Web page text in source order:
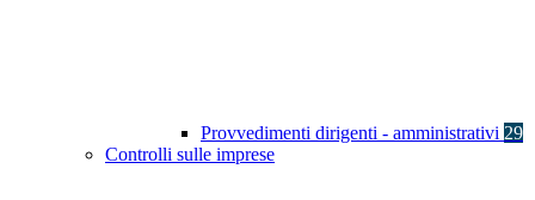
Provvedimenti dirigenti - amministrativi 29
Controlli sulle imprese